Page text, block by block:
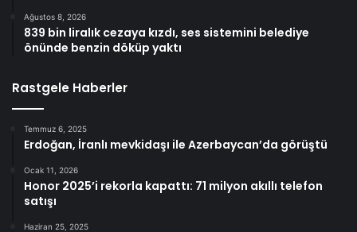
Ağustos 8, 2026
839 bin liralık cezaya kızdı, ses sistemini belediye
önünde benzin döküp yaktı
Rastgele Haberler
Temmuz 6, 2025
Erdoğan, İranlı mevkidaşı ile Azerbaycan’da görüştü
Ocak 11, 2026
Honor 2025’i rekorla kapattı: 71 milyon akıllı telefon
satışı
Haziran 25, 2025